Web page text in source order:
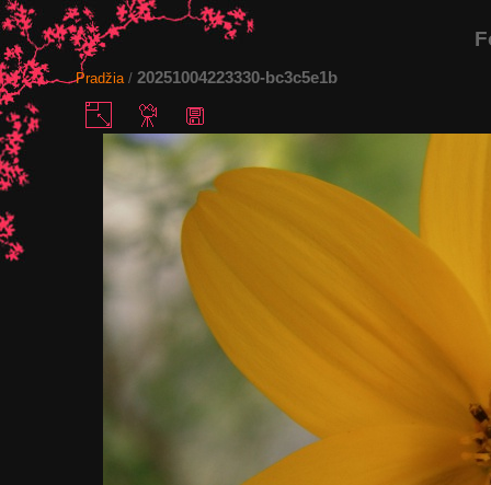
Pradžia/ 20251004223330-bc3c5e1b